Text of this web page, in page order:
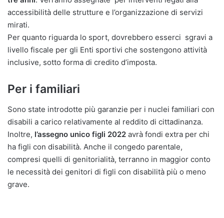
accessibilità delle strutture e l’organizzazione di servizi
mirati.
Per quanto riguarda lo sport, dovrebbero esserci sgravi a
livello fiscale per gli Enti sportivi che sostengono attività
inclusive, sotto forma di credito d’imposta.
Per i familiari
Sono state introdotte più garanzie per i nuclei familiari con
disabili a carico relativamente al reddito di cittadinanza.
Inoltre, l’assegno unico figli 2022 avrà fondi extra per chi
ha figli con disabilità. Anche il congedo parentale,
compresi quelli di genitorialità, terranno in maggior conto
le necessità dei genitori di figli con disabilità più o meno
grave.